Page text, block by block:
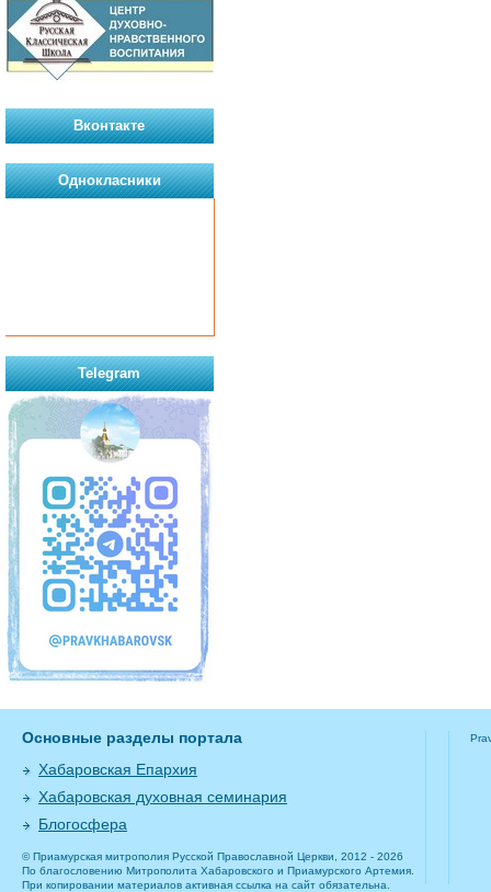
Вконтакте
Однокласники
Telegram
Основные разделы портала
Хабаровская Епархия
Хабаровская духовная семинария
Блогосфера
© Приамурская митрополия Русской Православной Церкви, 2012 - 2026
По благословению Митрополита Хабаровского и Приамурского Артемия.
При копировании материалов активная ссылка на сайт обязательна.